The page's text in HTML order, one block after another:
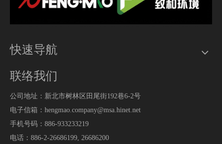
快速导航
联络我们
公司地址：新北市树林区田尾街192巷6-2号
电子信箱：hengmao.company@msa.hinet.net
手机号码：886-933233219
电话：886-2-26686199, 26686200